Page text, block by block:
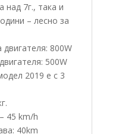
над 7г., така и
– лесно за
800W
500W
2019 е с 3
45 km/h
40km